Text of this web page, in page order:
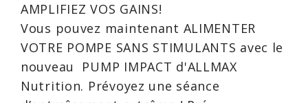
AMPLIFIEZ VOS GAINS!
Vous pouvez maintenant ALIMENTER
VOTRE POMPE SANS STIMULANTS avec le
nouveau PUMP IMPACT d'ALLMAX
Nutrition. Prévoyez une séance